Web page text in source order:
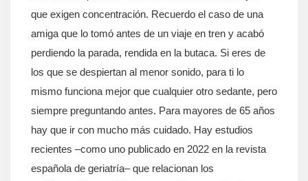
que exigen concentración. Recuerdo el caso de una
amiga que lo tomó antes de un viaje en tren y acabó
perdiendo la parada, rendida en la butaca. Si eres de
los que se despiertan al menor sonido, para ti lo
mismo funciona mejor que cualquier otro sedante, pero
siempre preguntando antes. Para mayores de 65 años
hay que ir con mucho más cuidado. Hay estudios
recientes –como uno publicado en 2022 en la revista
española de geriatría– que relacionan los